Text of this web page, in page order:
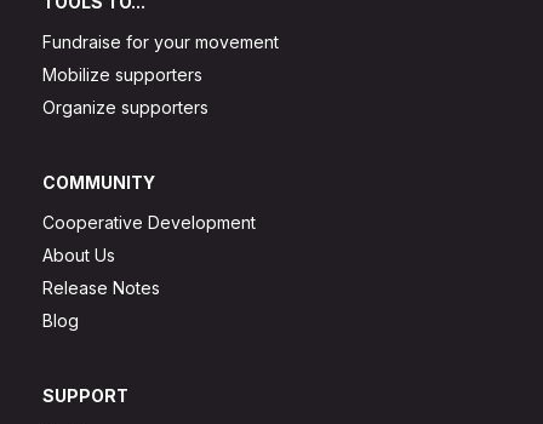
Fundraise for your movement
Mobilize supporters
Organize supporters
COMMUNITY
Cooperative Development
About Us
Release Notes
Blog
SUPPORT